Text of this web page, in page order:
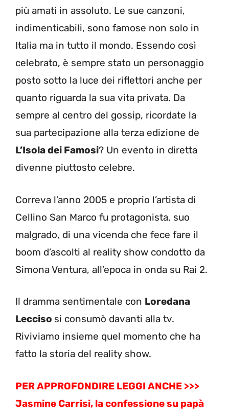
più amati in assoluto. Le sue canzoni,
indimenticabili, sono famose non solo in
Italia ma in tutto il mondo. Essendo così
celebrato, è sempre stato un personaggio
posto sotto la luce dei riflettori anche per
quanto riguarda la sua vita privata. Da
sempre al centro del gossip, ricordate la
sua partecipazione alla terza edizione de
L’Isola dei Famosi? Un evento in diretta
divenne piuttosto celebre.
Correva l’anno 2005 e proprio l’artista di
Cellino San Marco fu protagonista, suo
malgrado, di una vicenda che fece fare il
boom d’ascolti al reality show condotto da
Simona Ventura, all’epoca in onda su Rai 2.
Il dramma sentimentale con Loredana
Lecciso si consumò davanti alla tv.
Riviviamo insieme quel momento che ha
fatto la storia del reality show.
PER APPROFONDIRE LEGGI ANCHE >>>
Jasmine Carrisi, la confessione su papà